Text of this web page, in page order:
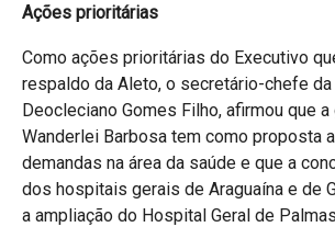
Ações prioritárias
Como ações prioritárias do Executivo
respaldo da Aleto, o secretário-chefe da
Deocleciano Gomes Filho, afirmou que
Wanderlei Barbosa tem como proposta
demandas na área da saúde e que a
dos hospitais gerais de Araguaína e de
a ampliação do Hospital Geral de